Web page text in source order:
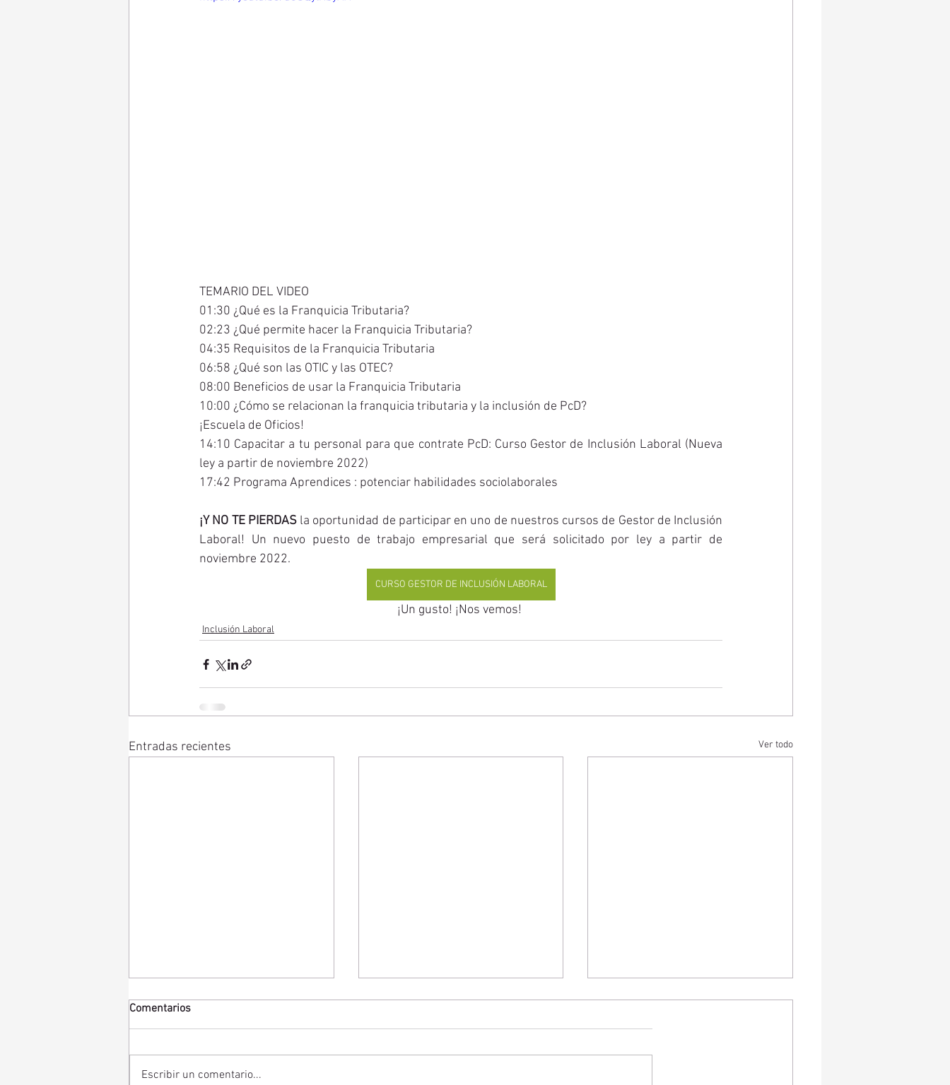
TEMARIO DEL VIDEO
01:30 ¿Qué es la Franquicia Tributaria?
02:23 ¿Qué permite hacer la Franquicia Tributaria?
04:35 Requisitos de la Franquicia Tributaria
06:58 ¿Qué son las OTIC y las OTEC?
08:00 Beneficios de usar la Franquicia Tributaria
10:00 ¿Cómo se relacionan la franquicia tributaria y la inclusión de PcD?
¡Escuela de Oficios!
14:10 Capacitar a tu personal para que contrate PcD: Curso Gestor de Inclusión Laboral (Nueva
ley a partir de noviembre 2022)
17:42 Programa Aprendices : potenciar habilidades sociolaborales
¡Y NO TE PIERDAS la oportunidad de participar en uno de nuestros cursos de Gestor de Inclusión
Laboral! Un nuevo puesto de trabajo empresarial que será solicitado por ley a partir de
noviembre 2022.
CURSO GESTOR DE INCLUSIÓN LABORAL
¡Un gusto! ¡Nos vemos!
Inclusión Laboral
Entradas recientes Ver todo
Comentarios
Escribir un comentario...